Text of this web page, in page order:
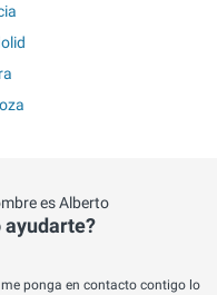
es Alberto
ayudarte?
ponga en contacto contigo lo